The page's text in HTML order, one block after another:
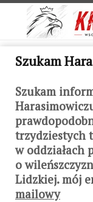
Szukam
Szukam
trzydziestych
w oddziałach
o
Lidzkiej. mój
mailowy